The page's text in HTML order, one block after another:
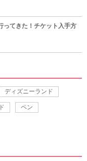
ってきた！チケット入手方
ディズニーランド
ペン